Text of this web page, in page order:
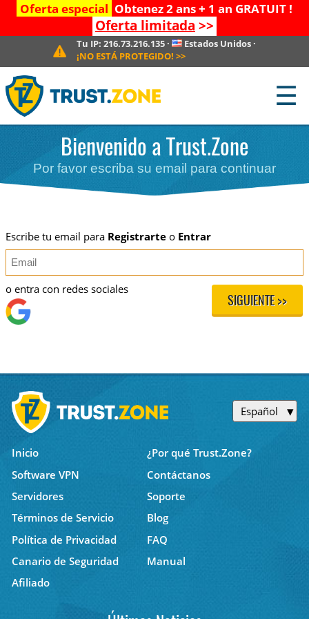
Oferta especial Obtenez 2 ans + 1 an GRATUIT !
Oferta limitada >>
Tu IP: 216.73.216.135· Estados Unidos ·
¡NO ESTÁ PROTEGIDO! >>
☰
Bienvenido a Trust.Zone
Por favor escriba su email para continuar
Escribe tu email para Registrarteo Entrar
SIGUIENTE >>
o entra con redes sociales
Español
Inicio
¿Por qué Trust.Zone?
Software VPN
Contáctanos
Servidores
Soporte
Términos de Servicio
Blog
Política de Privacidad
FAQ
Canario de Seguridad
Manual
Afiliado